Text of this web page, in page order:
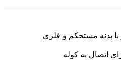
با بدنه مستحکم و فلزی
اتصال به کوله